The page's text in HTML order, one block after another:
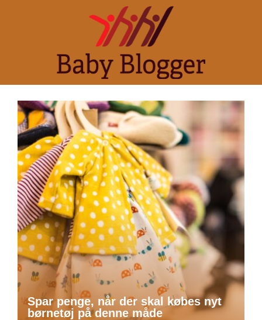
Spar penge, når der skal købes nyt
børnetøj på denne måde